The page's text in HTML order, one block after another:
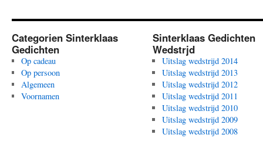
Categorien Sinterklaas
Gedichten
Op cadeau
Op persoon
Algemeen
Voornamen
Sinterklaas Gedichten
Wedstrjd
Uitslag wedstrijd 2014
Uitslag wedstrijd 2013
Uitslag wedstrijd 2012
Uitslag wedstrijd 2011
Uitslag wedstrijd 2010
Uitslag wedstrijd 2009
Uitslag wedstrijd 2008